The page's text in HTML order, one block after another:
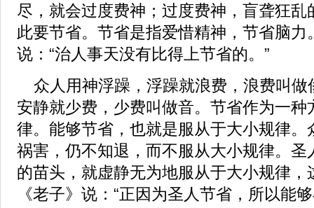
尽，就会过度费神；过度费神，盲聋狂乱
此要节省。节省是指爱惜精神，节省脑力
说：“治人事天没有比得上节省的。”
众人用神浮躁，浮躁就浪费，浪费叫做
安静就少费，少费叫做音。节省作为一种
律。能够节省，也就是服从于大小规律。
祸害，仍不知退，而不服从大小规律。圣
的苗头，就虚静无为地服从于大小规律，
《老子》说：“正因为圣人节省，所以能